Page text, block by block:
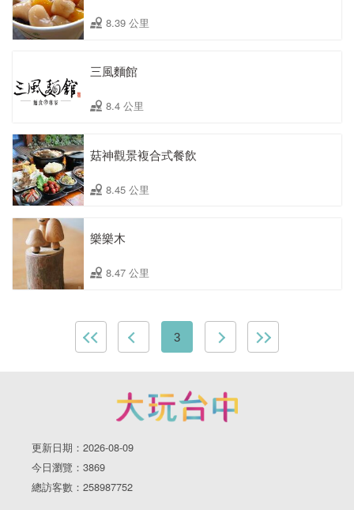
8.39 公里
三風麵館
8.4 公里
菇神觀景複合式餐飲
8.45 公里
樂樂木
8.47 公里
3
更新日期：2026-08-09
今日瀏覽：3869
總訪客數：258987752